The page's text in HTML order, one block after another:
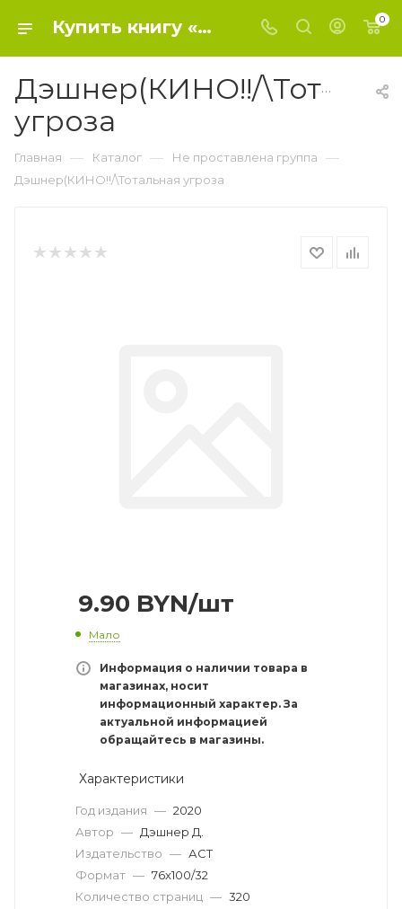
Купить книгу «Дэшнер(КИНО!!/\Тотальная угроза» 2020, Дэшнер Д. - Не проставлена группа 0
Дэшнер(КИНО!!/
угроза
Главная — Каталог — Не проставлена группа —
Дэшнер(КИНО!!/\Тотальная угроза
9.90 BYN/шт
Мало
Информация о наличии товара в
магазинах, носит
информационный характер. За
актуальной информацией
обращайтесь в магазины.
Характеристики
Год издания — 2020
Автор — Дэшнер Д.
Издательство — АСТ
Формат — 76x100/32
Количество страниц — 320